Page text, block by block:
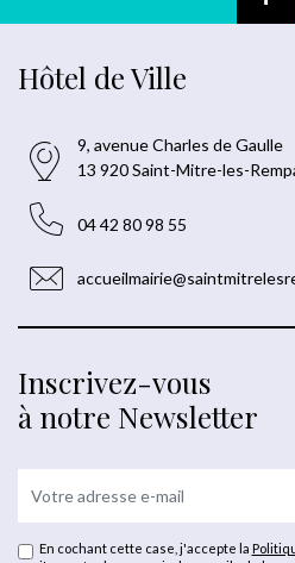
Hôtel de Ville
9, avenue Charles de Gaulle
13 920 Saint-Mitre-les-
04 42 80 98 55
Inscrivez-vous
à notre Newsletter
En cochant cette case, j'accepte la